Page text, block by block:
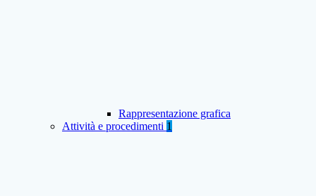
Rappresentazione grafica
Attività e procedimenti 1